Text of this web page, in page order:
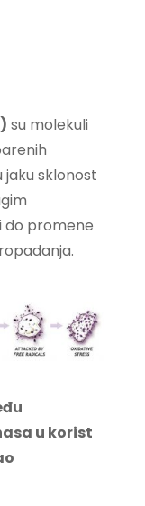
su molekuli
sklonost
do promene
u korist